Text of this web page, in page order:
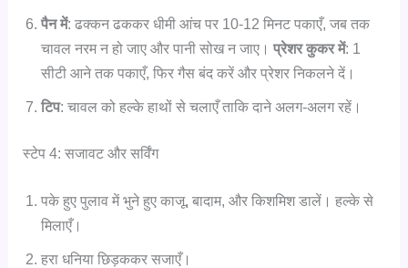
पैन में: ढक्कन ढककर धीमी आंच पर 10-12 मिनट पकाएँ, जब तक
चावल नरम न हो जाए और पानी सोख न जाए।प्रेशर कुकर में: 1
सीटी आने तक पकाएँ, फिर गैस बंद करें और प्रेशर निकलने दें।
टिप: चावल को हल्के हाथों से चलाएँ ताकि दाने अलग-अलग रहें।
स्टेप 4: सजावट और सर्विंग
पके हुए पुलाव में भुने हुए काजू, बादाम, और किशमिश डालें। हल्के से
मिलाएँ।
हरा धनिया छिड़ककर सजाएँ।